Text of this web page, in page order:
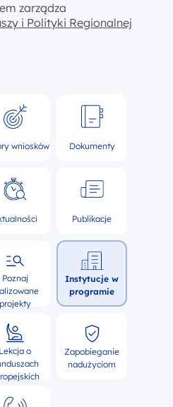
zarządza
i Polityki Regionalnej
wniosków Dokumenty
Publikacje
Poznaj
projekty
Instytucje w
programie
Lekcja o
Zapobieganie
nadużyciom